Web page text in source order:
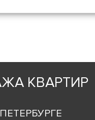
КВАРТИР